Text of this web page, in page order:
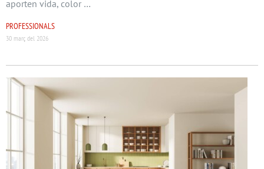
aporten vida, color …
PROFESSIONALS
30 març del 2026